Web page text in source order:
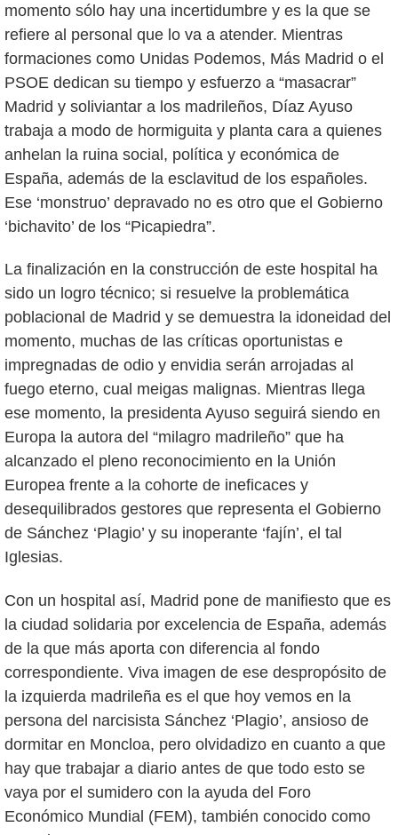
momento sólo hay una incertidumbre y es la que se
refiere al personal que lo va a atender. Mientras
formaciones como Unidas Podemos, Más Madrid o el
PSOE dedican su tiempo y esfuerzo a “masacrar”
Madrid y soliviantar a los madrileños, Díaz Ayuso
trabaja a modo de hormiguita y planta cara a quienes
anhelan la ruina social, política y económica de
España, además de la esclavitud de los españoles.
Ese ‘monstruo’ depravado no es otro que el Gobierno
‘bichavito’ de los “Picapiedra”.
La finalización en la construcción de este hospital ha
sido un logro técnico; si resuelve la problemática
poblacional de Madrid y se demuestra la idoneidad del
momento, muchas de las críticas oportunistas e
impregnadas de odio y envidia serán arrojadas al
fuego eterno, cual meigas malignas. Mientras llega
ese momento, la presidenta Ayuso seguirá siendo en
Europa la autora del “milagro madrileño” que ha
alcanzado el pleno reconocimiento en la Unión
Europea frente a la cohorte de ineficaces y
desequilibrados gestores que representa el Gobierno
de Sánchez ‘Plagio’ y su inoperante ‘fajín’, el tal
Iglesias.
Con un hospital así, Madrid pone de manifiesto que es
la ciudad solidaria por excelencia de España, además
de la que más aporta con diferencia al fondo
correspondiente. Viva imagen de ese despropósito de
la izquierda madrileña es el que hoy vemos en la
persona del narcisista Sánchez ‘Plagio’, ansioso de
dormitar en Moncloa, pero olvidadizo en cuanto a que
hay que trabajar a diario antes de que todo esto se
vaya por el sumidero con la ayuda del Foro
Económico Mundial (FEM), también conocido como